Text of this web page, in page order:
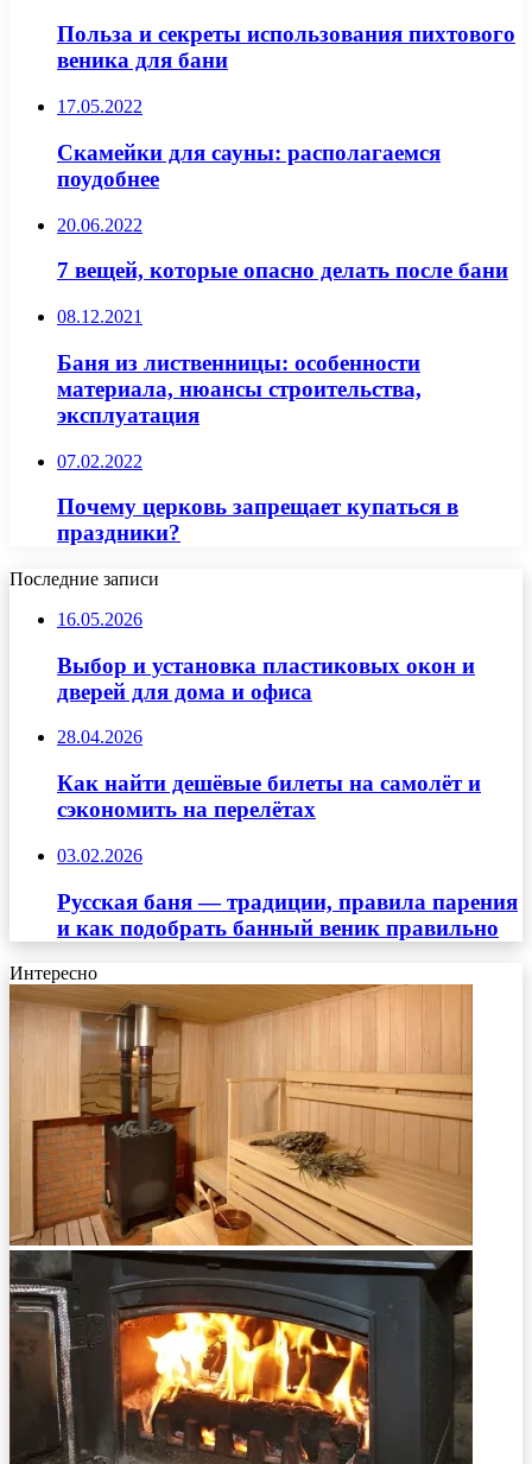
Польза и секреты использования пихтового
веника для бани
17.05.2022
Скамейки для сауны: располагаемся
поудобнее
20.06.2022
7 вещей, которые опасно делать после бани
08.12.2021
Баня из лиственницы: особенности
материала, нюансы строительства,
эксплуатация
07.02.2022
Почему церковь запрещает купаться в
праздники?
Последние записи
16.05.2026
Выбор и установка пластиковых окон и
дверей для дома и офиса
28.04.2026
Как найти дешёвые билеты на самолёт и
сэкономить на перелётах
03.02.2026
Русская баня — традиции, правила парения
и как подобрать банный веник правильно
Интересно